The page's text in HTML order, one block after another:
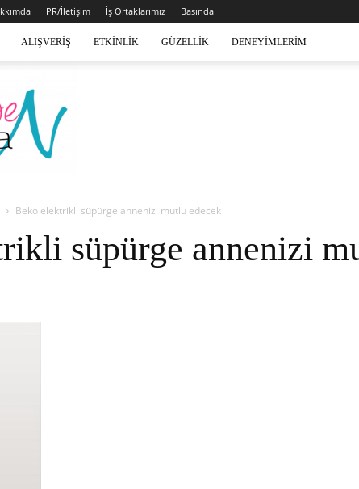
PR/İletişim İş Ortaklarımız Basında
ALIŞVERIŞ ETKINLIK GÜZELLIK DENEYIMLERIM
Beko elektrikli süpürge annenizi mutlu edecek
süpürge annenizi